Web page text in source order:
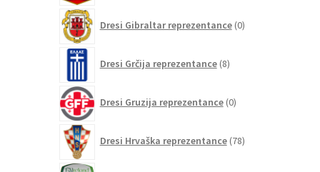
Dresi Gibraltar reprezentance 0izdelkov
Dresi Grčija reprezentance 8izdelkov
Dresi Gruzija reprezentance 0izdelkov
Dresi Hrvaška reprezentance 78izdelkov